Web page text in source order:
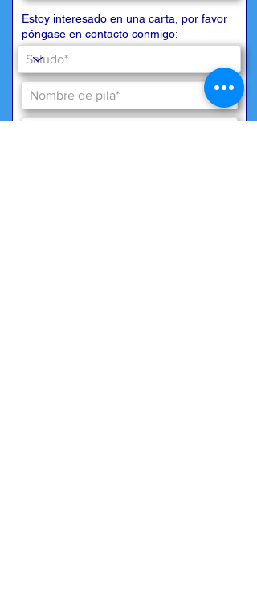
Estoy interesado en una carta, por favor
póngase en contacto conmigo: